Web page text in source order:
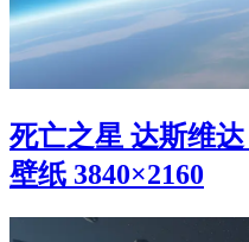
死亡之星 达斯维
壁纸 3840×2160